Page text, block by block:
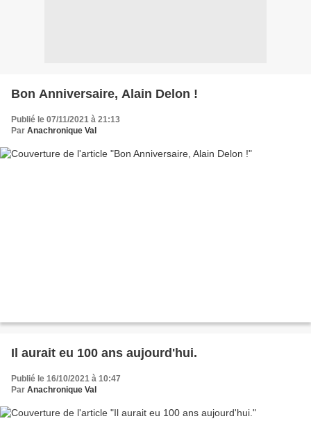
Bon Anniversaire, Alain Delon !
Publié le 07/11/2021 à 21:13
Par Anachronique Val
Il aurait eu 100 ans aujourd'hui.
Publié le 16/10/2021 à 10:47
Par Anachronique Val